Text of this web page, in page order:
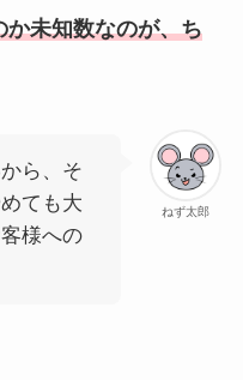
未知数なのが、ち
ねず太郎
ら、そ
ても大
様への